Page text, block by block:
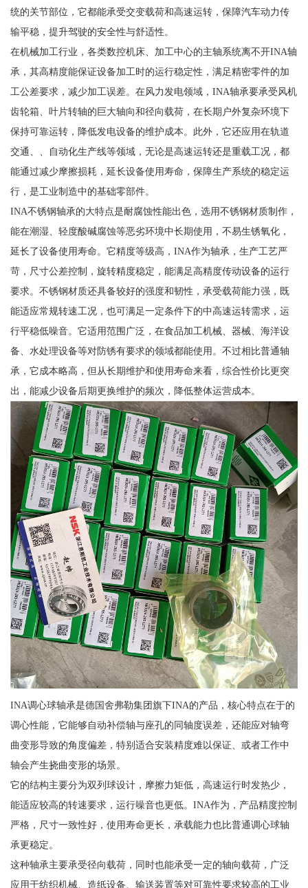
统的关节部位，它都能承受交变载荷和高速运转，保障汽车动力传
输平稳，提升驾驶的安全性与舒适性。
在机械加工行业，各类数控机床、加工中心的主轴系统离不开INA轴
承，其高精度能保证设备加工时的运行稳定性，满足精密零件的加
工公差要求，减少加工误差。在风力发电领域，INA轴承要承受风机
齿轮箱、叶片转轴的巨大轴向和径向载荷，在长期户外复杂环境下
保持可靠运转，降低发电设备的维护成本。此外，它还应用在轨道
交通、、自动化生产线等领域，无论是高速运转还是重载工况，都
能通过减少摩擦损耗，延长设备使用寿命，保障生产系统的稳定运
行，是工业制造中的基础零部件。
INA不锈钢轴承的大特点是耐腐蚀性能出色，选用不锈钢材质制作，
能在潮湿、轻度酸碱腐蚀等恶劣环境中长期使用，不易生锈氧化，
延长了设备使用寿命。它精度等级高，INA作为轴承，生产工艺严
苛，尺寸公差控制，旋转精度稳定，能满足高精度传动设备的运行
要求。不锈钢材质还具备较好的强度和韧性，承受载荷能力强，既
能适应常规转速工况，也可满足一定条件下的中高速运转需求，运
行平稳低噪音。它适用范围广泛，在食品加工机械、器械、海洋设
备、水处理设备等对防锈有要求的领域都能使用。不过相比普通轴
承，它成本略高，但从长期维护和使用寿命来看，综合性价比更突
出，能减少设备后期更换维护的频次，降低整体运营成本。
INA调心球轴承是德国舍弗勒集团旗下INA的产品，核心特点在于的
调心性能，它能够自动补偿轴与座孔的同轴度误差，还能应对轴弯
曲变形导致的角度偏差，特别适合安装精度难以保证、或者工作中
轴会产生挠曲变形的场景。
它的结构主要分为双列球设计，摩擦力矩低，高速运行时发热少，
能适应较高的转速要求，运行噪音也更低。INA作为，产品精度控制
严格，尺寸一致性好，使用寿命更长，承载能力也比普通调心球轴
承更稳定。
这种轴承主要承受径向载荷，同时也能承受一定的轴向载荷，广泛
应用于纺织机械、造纸设备、输送装置等对可靠性要求较高的工业